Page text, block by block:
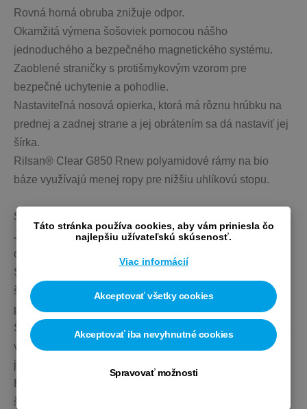
Táto stránka používa cookies, aby vám priniesla čo
najlepšiu užívateľskú skúsenosť.
Viac informácií
Akceptovať všetky cookies
Akceptovať iba nevyhnutné cookies
Spravovať možnosti
Rovná horná obruba znižuje odpor.
Okamžitá výmena šošoviek pomocou nášho
jednoduchého a bezpečného magnetického systému.
Zaoblené straničky s protišmykovým vzorom pre
bezpečné uchytenie a pohodlie.
Nastaviteľná nosová opierka, ktorá má rôznu hrúbku na
prednej a zadnej strane a jej obrátením sa dá nastaviť jej
šírka.
Rilsan® Clear G850 Rnew polyamidové rámy na bio
báze využívajú menej ropy pre nižšiu uhlíkovú stopu.
SKLÁ
Jednodielna šošovka pre široký zorný uhol a vyššiu
ochranu.
Systém magnetických šošoviek znižuje skreslenie
šošoviek pre väčšie vizuálne pohodlie v celom zornom
poli.
Špeciálne cyklistické šošovky RIDESCAPE sú optimálne
vyladené pre väčší kontrast a čistotu videnia za každých
jazdných podmienok.
Extrémne ľahká a nárazuvzdorná polyamidová (PA)
šošovka zvyšuje čistotu videnia.